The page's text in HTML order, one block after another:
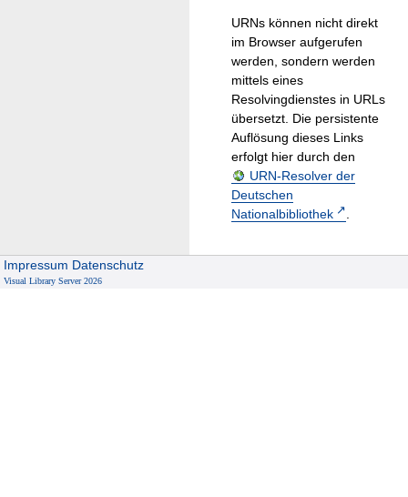
URNs können nicht direkt
im Browser aufgerufen
werden, sondern werden
mittels eines
Resolvingdienstes in URLs
übersetzt. Die persistente
Auflösung dieses Links
erfolgt hier durch den
URN-Resolver der
Deutschen
Nationalbibliothek
.
Impressum Datenschutz
Visual Library Server 2026